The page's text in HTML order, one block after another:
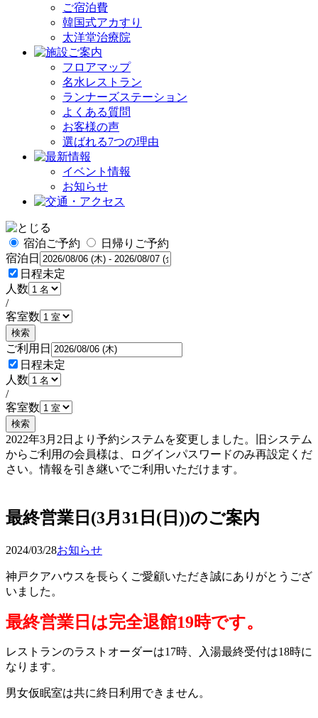
ご宿泊費
韓国式アカすり
太洋堂治療院
フロアマップ
名水レストラン
ランナーズステーション
よくある質問
お客様の声
選ばれる7つの理由
イベント情報
お知らせ
宿泊ご予約
日帰りご予約
宿泊日
日程未定
人数
/
客室数
検索
ご利用日
日程未定
人数
/
客室数
検索
2022年3月2日より予約システムを変更しました。旧システム
からご利用の会員様は、ログインパスワードのみ再設定くだ
さい。情報を引き継いでご利用いただけます。
最終営業日(3月31日(日))のご案内
2024/03/28お知らせ
神戸クアハウスを長らくご愛顧いただき誠にありがとうござ
いました。
最終営業日は完全退館19時です。
レストランのラストオーダーは17時、入湯最終受付は18時に
なります。
男女仮眠室は共に終日利用できません。